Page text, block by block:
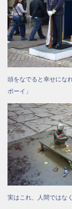
頭をなでると幸せにな
ボーイ」
実はこれ、人間ではな